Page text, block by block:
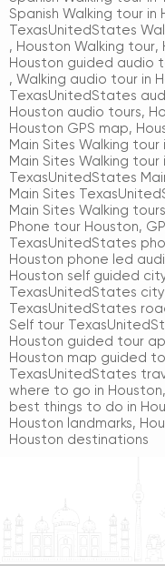
Spanish Walking tour in
TexasUnitedStates
, Houston Walking tour,
Houston guided audio
, Walking audio tour in
TexasUnitedStates
Houston audio tours,
Houston GPS map,
Main Sites Walking tour
Main Sites Walking tour
TexasUnitedStates
Main Sites
Main Sites Walking
Phone tour Houston,
TexasUnitedStates
Houston phone led
Houston self guided
TexasUnitedStates
TexasUnitedStates
Self tour
Houston guided tour
Houston map guided
TexasUnitedStates
where to go in Houston,
best things to do in
Houston landmarks,
Houston destinations